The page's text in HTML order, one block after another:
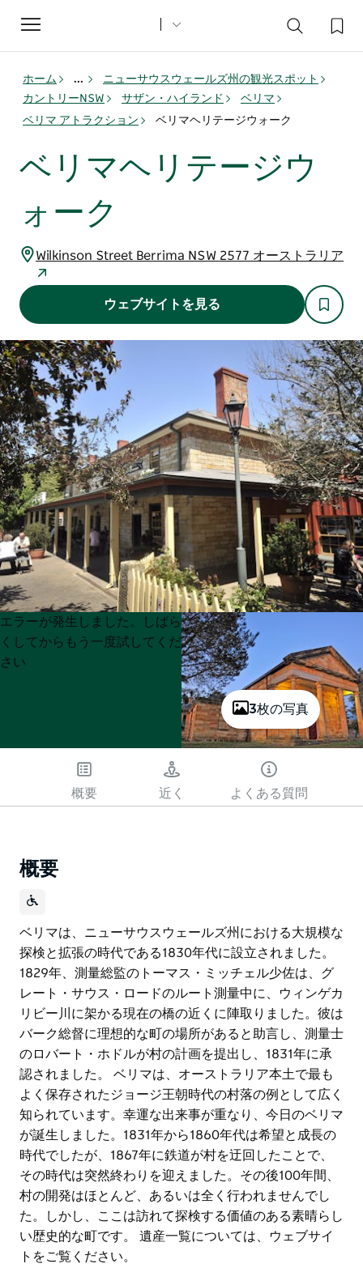
Toggle
navigation
ホーム ...
ニューサウスウェールズ州の観光スポット
カントリーNSW
サザン・ハイランド
ベリマ
ベリマ アトラクション
ベリマヘリテージウォーク
ベリマヘリテージウ
ォーク
Wilkinson Street Berrima NSW 2577 オーストラリア
ウェブサイトを見る
3枚の写真
Product
List
Product
List
エラーが発生しました。しばら
くしてからもう一度試してくだ
さい
概要 近く よくある質問
概要
ベリマは、ニューサウスウェールズ州における大規模な
探検と拡張の時代である1830年代に設立されました。
1829年、測量総監のトーマス・ミッチェル少佐は、グ
レート・サウス・ロードのルート測量中に、ウィンゲカ
リビー川に架かる現在の橋の近くに陣取りました。彼は
バーク総督に理想的な町の場所があると助言し、測量士
のロバート・ホドルが村の計画を提出し、1831年に承
認されました。 ベリマは、オーストラリア本土で最も
よく保存されたジョージ王朝時代の村落の例として広く
知られています。幸運な出来事が重なり、今日のベリマ
が誕生しました。1831年から1860年代は希望と成長の
時代でしたが、1867年に鉄道が村を迂回したことで、
その時代は突然終わりを迎えました。その後100年間、
村の開発はほとんど、あるいは全く行われませんでし
た。しかし、ここは訪れて探検する価値のある素晴らし
い歴史的な町です。 遺産一覧については、ウェブサイ
トをご覧ください。